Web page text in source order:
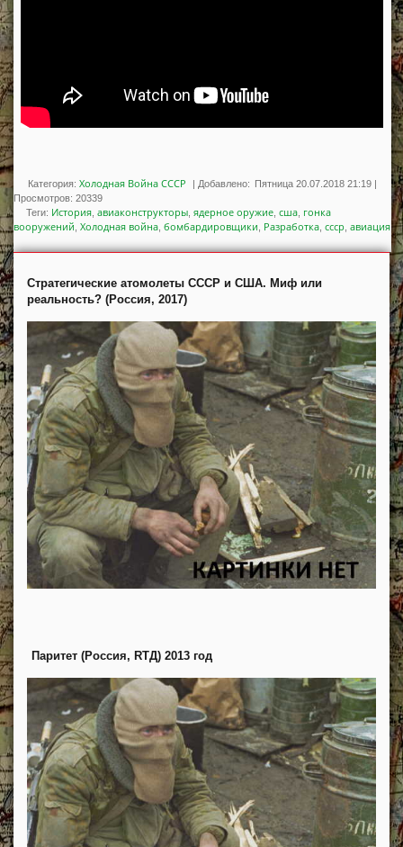
Категория: Холодная Война СССР | Добавлено: Пятница 20.07.2018 21:19 |
Просмотров: 20339
Теги: История ,авиаконструкторы ,ядерное оружие ,сша гонка
вооружений Холодная война бомбардировщики Разработка ссср авиация
Стратегические атомолеты СССР и США. Миф или
реальность? (Россия, 2017)
Паритет (Россия, RTД) 2013 год